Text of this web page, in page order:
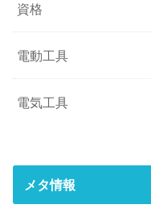
資格
電動工具
電気工具
メタ情報